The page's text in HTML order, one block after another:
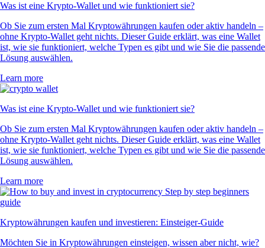
Was ist eine Krypto-Wallet und wie funktioniert sie?
Ob Sie zum ersten Mal Kryptowährungen kaufen oder aktiv handeln –
ohne Krypto-Wallet geht nichts. Dieser Guide erklärt, was eine Wallet
ist, wie sie funktioniert, welche Typen es gibt und wie Sie die passende
Lösung auswählen.
Learn more
Was ist eine Krypto-Wallet und wie funktioniert sie?
Ob Sie zum ersten Mal Kryptowährungen kaufen oder aktiv handeln –
ohne Krypto-Wallet geht nichts. Dieser Guide erklärt, was eine Wallet
ist, wie sie funktioniert, welche Typen es gibt und wie Sie die passende
Lösung auswählen.
Learn more
Kryptowährungen kaufen und investieren: Einsteiger-Guide
Möchten Sie in Kryptowährungen einsteigen, wissen aber nicht, wie?